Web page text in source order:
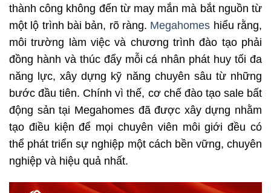
thành công không đến từ may mắn mà bắt nguồn từ
một lộ trình bài bản, rõ ràng. Megahomes hiểu rằng,
môi trường làm việc và chương trình đào tạo phải
đồng hành và thúc đẩy mỗi cá nhân phát huy tối đa
năng lực, xây dựng kỹ năng chuyên sâu từ những
bước đầu tiên. Chính vì thế, cơ chế đào tạo sale bất
động sản tại Megahomes đã được xây dựng nhằm
tạo điều kiện để mọi chuyên viên môi giới đều có
thể phát triển sự nghiệp một cách bền vững, chuyên
nghiệp và hiệu quả nhất.